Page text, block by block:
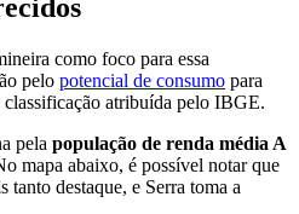
como foco para essa
pelo potencial de consumo para
atribuída pelo IBGE.
pela população de renda média A
mapa abaixo, é possível notar que
tanto destaque, e Serra toma a